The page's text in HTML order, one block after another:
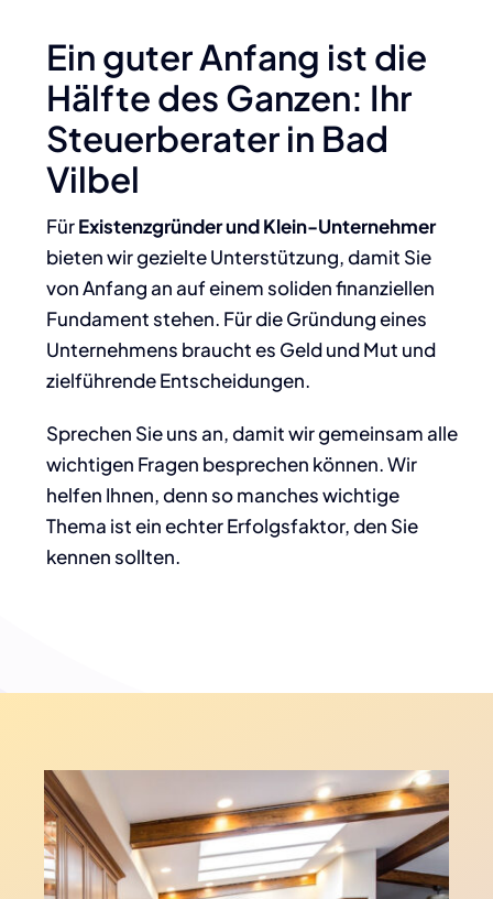
Ein guter Anfang ist die
Hälfte des Ganzen: Ihr
Steuerberater in Bad
Vilbel
FürExistenzgründer und Klein-Unternehmer
bieten wir gezielte Unterstützung, damit Sie
von Anfang an auf einem soliden finanziellen
Fundament stehen. Für die Gründung eines
Unternehmens braucht es Geld und Mut und
zielführende Entscheidungen.
Sprechen Sie uns an, damit wir gemeinsam alle
wichtigen Fragen besprechen können. Wir
helfen Ihnen, denn so manches wichtige
Thema ist ein echter Erfolgsfaktor, den Sie
kennen sollten.